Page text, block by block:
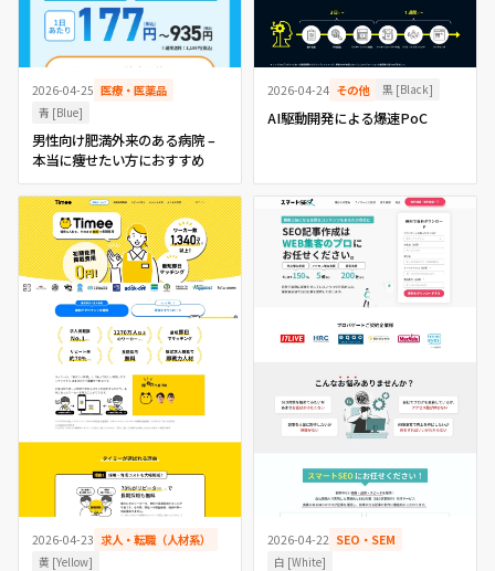
2026-04-25 医療・医薬品
青 [Blue]
男性向け肥満外来のある病院 –
本当に痩せたい方におすすめ
2026-04-24 その他 黒 [Black]
AI駆動開発による爆速PoC
2026-04-23 求人・転職（人材系）
黄 [Yellow]
2026-04-22 SEO・SEM
白 [White]